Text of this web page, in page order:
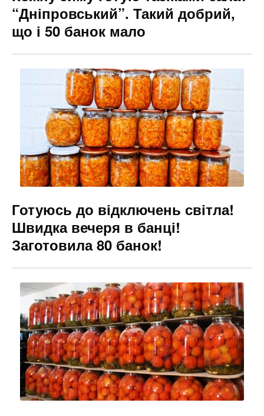
“Дніпровський”. Такий добрий,
що і 50 банок мало
Готуюсь до відключень світла!
Швидка вечеря в банці!
Заготовила 80 банок!